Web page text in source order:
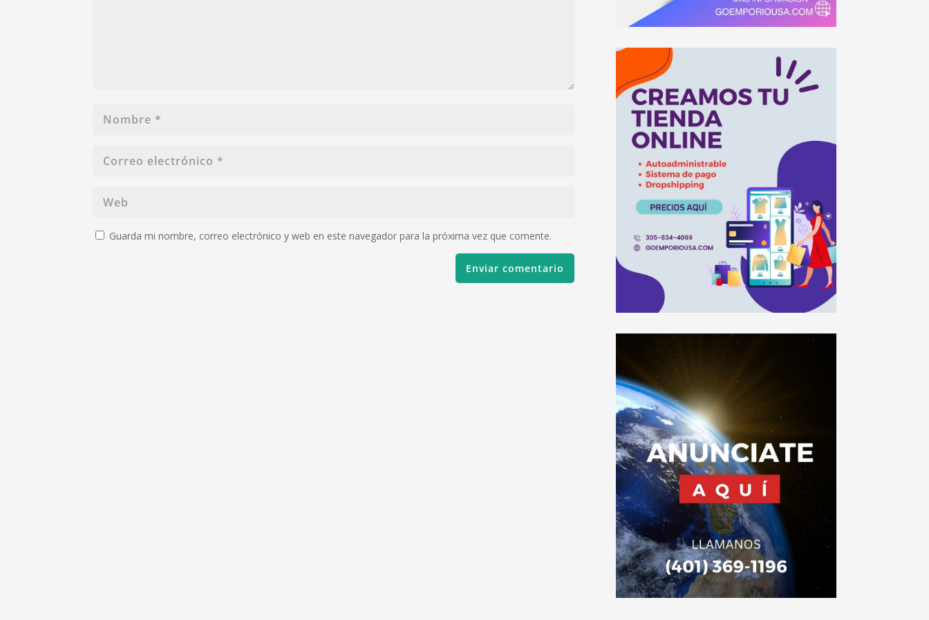
Guarda mi nombre, correo electrónico y web en este navegador para la próxima vez que comente.